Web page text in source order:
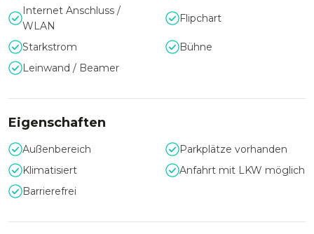
Internet Anschluss /
WLAN
Flipchart
Starkstrom
Bühne
Leinwand / Beamer
Eigenschaften
Außenbereich
Parkplätze vorhanden
Klimatisiert
Anfahrt mit LKW möglich
Barrierefrei